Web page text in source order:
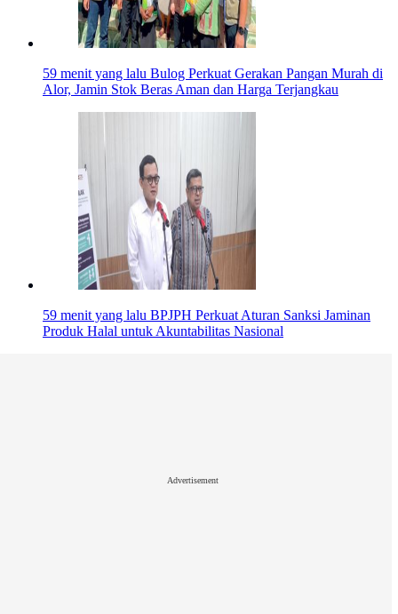
59 menit yang lalu Bulog Perkuat Gerakan Pangan Murah di
Alor, Jamin Stok Beras Aman dan Harga Terjangkau
59 menit yang lalu BPJPH Perkuat Aturan Sanksi Jaminan
Produk Halal untuk Akuntabilitas Nasional
Advertisement